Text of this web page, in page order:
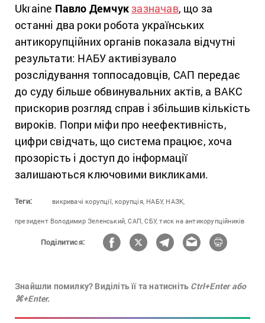
Ukraine Павло Демчукзазначав, що за
останні два роки робота українських
антикорупційних органів показала відчутні
результати: НАБУ активізувало
розслідування топпосадовців, САП передає
до суду більше обвинувальних актів, а ВАКС
прискорив розгляд справ і збільшив кількість
вироків. Попри міфи про неефективність,
цифри свідчать, що система працює, хоча
прозорість і доступ до інформації
залишаються ключовими викликами.
Теги: викривачі корупції, корупція, НАБУ, НАЗК,
президент Володимир Зеленський, САП, СБУ, тиск на антикорупційників
Поділитися:
Знайшли помилку? Виділіть її та натисніть Ctrl+Enter або
⌘+Enter.